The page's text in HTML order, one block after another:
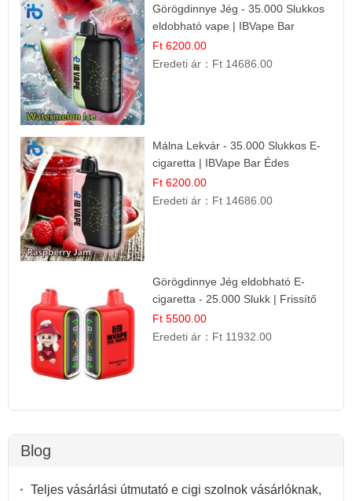
Görögdinnye Jég - 35.000 Slukkos
eldobható vape | IBVape Bar
Frissítő Nyári Íz
Ft 6200.00
Eredeti ár： Ft 14686.00
Málna Lekvár - 35.000 Slukkos E-
cigaretta | IBVape Bar Édes
Gyümölcs Íz
Ft 6200.00
Eredeti ár： Ft 14686.00
Görögdinnye Jég eldobható E-
cigaretta - 25.000 Slukk | Frissítő
Nyári Íz
Ft 5500.00
Eredeti ár： Ft 11932.00
Blog
Teljes vásárlási útmutató e cigi szolnok vásárlóknak,